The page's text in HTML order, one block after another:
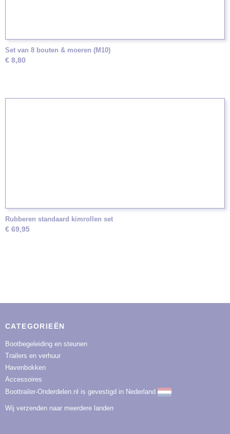
Set van 8 bouten & moeren (M10)
€ 8,80
Rubberen standaard kimrollen set
€ 69,95
CATEGORIEËN
Bootbegeleiding en steunen
Trailers en verhuur
Havenbokken
Accessoires
Boottrailer-Onderdelen.nl is gevestigd in Nederland
Wij verzenden naar meerdere landen